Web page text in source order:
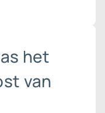
het
van